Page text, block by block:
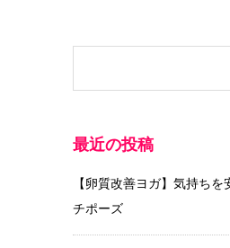
最近の投稿
【卵質改善ヨガ】気持ち
チポーズ